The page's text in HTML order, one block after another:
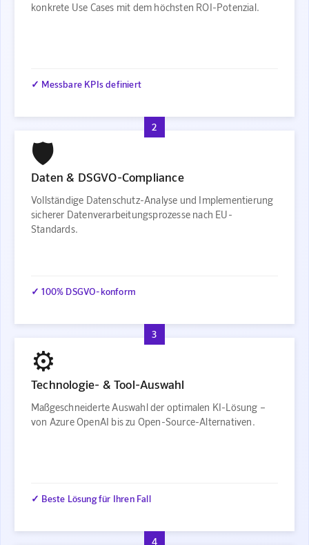
konkrete Use Cases mit dem höchsten ROI-Potenzial.
✓ Messbare KPIs definiert
2
🛡️
Daten & DSGVO-Compliance
Vollständige Datenschutz-Analyse und Implementierung
sicherer Datenverarbeitungsprozesse nach EU-
Standards.
✓ 100% DSGVO-konform
3
⚙️
Technologie- & Tool-Auswahl
Maßgeschneiderte Auswahl der optimalen KI-Lösung –
von Azure OpenAI bis zu Open-Source-Alternativen.
✓ Beste Lösung für Ihren Fall
4